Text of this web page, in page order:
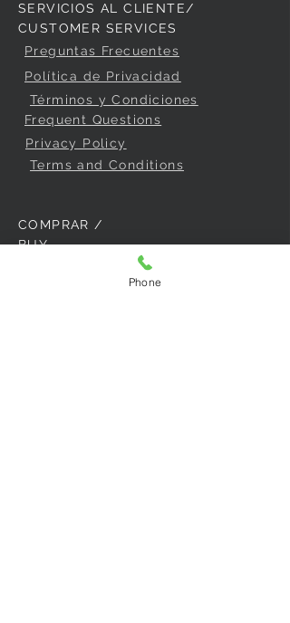
SERVICIOS AL CLIENTE/
CUSTOMER SERVICES
Preguntas Frecuentes
Política de Privacidad
Términos y Condiciones
Frequent Questions
Privacy Policy
Terms and Conditions
COMPRAR /
BUY
Garantías y Devoluciones
Phone